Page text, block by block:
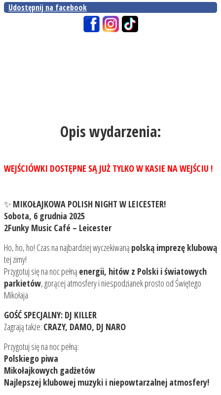
Udostępnij na facebook
Opis wydarzenia:
WEJŚCIÓWKI DOSTĘPNE SĄ JUŻ TYLKO W KASIE NA WEJŚCIU !
✨ MIKOŁAJKOWA POLISH NIGHT W LEICESTER!
Sobota, 6 grudnia 2025
2Funky Music Café – Leicester
Ho, ho, ho! Czas na najbardziej wyczekiwaną polską imprezę klubową
tej zimy!
Przygotuj się na noc pełną energii, hitów z Polski i światowych
parkietów, gorącej atmosfery i niespodzianek prosto od Świętego
Mikołaja
GOŚĆ SPECJALNY: DJ KILLER
Zagrają także: CRAZY, DAMO, DJ NARO
Przygotuj się na noc pełną:
Polskiego piwa
Mikołajkowych gadżetów
Najlepszej klubowej muzyki i niepowtarzalnej atmosfery!